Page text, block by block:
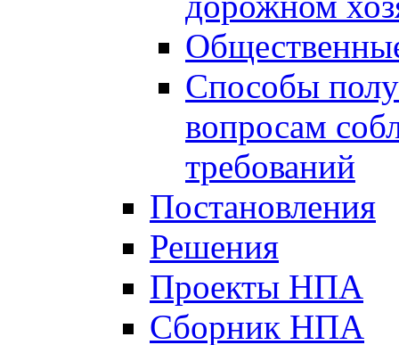
Способы
вопросам
требований
Постановления
Решения
Проекты НПА
Сборник НПА